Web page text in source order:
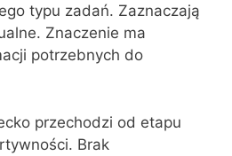
typu zadań. Zaznaczają
Znaczenie ma
potrzebnych do
przechodzi od etapu
Brak